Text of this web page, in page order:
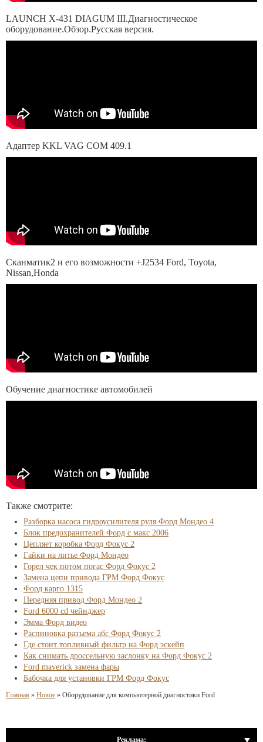
LAUNCH X-431 DIAGUM III.Диагностическое
оборудование.Обзор.Русская версия.
Адаптер KKL VAG COM 409.1
Сканматик2 и его возможности +J2534 Ford, Toyota,
Nissan,Honda
Обучение диагностике автомобилей
Также смотрите:
Разборка насоса гидроусилителя руля Форд Мондео 4
Блок предохранителей Форд с макс 2006
Цепляет коробка Форд Фокус 2
Гайки на литье Форд Мондео
Горел чек потом погас Форд Фокус 2
Замена цепи привода ГРМ Форд Фокус
Форд карго 1315
Передняя привод Форд Мондео 2
Ford 6000 cd чейнджер
Эмма Форд видео
Распиновка разъема абс Форд Фокус 2
Где стоит топливный фильтр на Форд эскейп
Как снимать дроссельную заслонку на Форд Фокус 2
Ford maverick замена фары
Бабочка для установки ГРМ Форд Фокус
Главная » Новое » Оборудование для компьютерной диагностики Ford
Реклама: